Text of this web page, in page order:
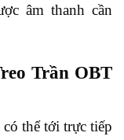
âm thanh cần
Trần OBT
thể tới trực tiếp